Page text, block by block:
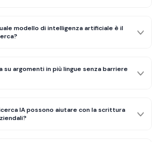
modello di intelligenza artificiale è il
su argomenti in più lingue senza barriere
IA possono aiutare con la scrittura